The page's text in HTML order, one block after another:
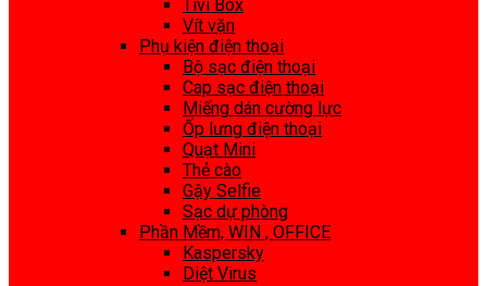
Tivi Box
Vít vặn
Phụ kiện điện thoại
Bộ sạc điện thoại
Cap sạc điện thoại
Miếng dán cường lực
Ốp lưng điện thoại
Quạt Mini
Thẻ cào
Gậy Selfie
Sạc dự phòng
Phần Mềm, WIN , OFFICE
Kaspersky
Diệt Virus